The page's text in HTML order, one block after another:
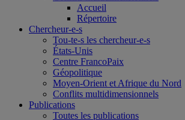
Accueil
Répertoire
Chercheur-e-s
Tou-te-s les chercheur-e-s
États-Unis
Centre FrancoPaix
Géopolitique
Moyen-Orient et Afrique du Nord
Conflits multidimensionnels
Publications
Toutes les publications